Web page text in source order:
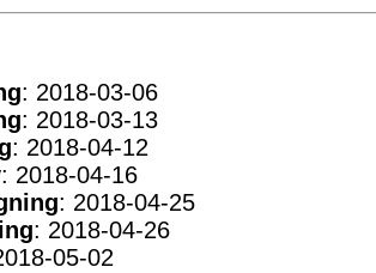
: 2018-03-06
: 2018-03-13
: 2018-04-12
: 2018-04-16
: 2018-04-25
: 2018-04-26
05-02